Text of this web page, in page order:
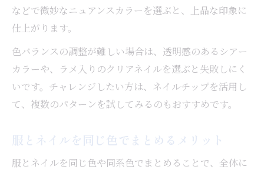
などで微妙なニュアンスカラーを選ぶと、上品な印象に
仕上がります。
色バランスの調整が難しい場合は、透明感のあるシアー
カラーや、ラメ入りのクリアネイルを選ぶと失敗しにく
いです。チャレンジしたい方は、ネイルチップを活用し
て、複数のパターンを試してみるのもおすすめです。
服とネイルを同じ色でまとめるメリット
服とネイルを同じ色や同系色でまとめることで、全体に